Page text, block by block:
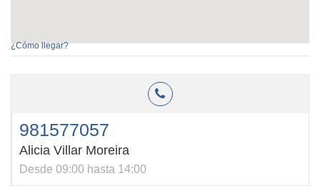
¿Cómo llegar?
981577057
Alicia Villar Moreira
Desde 09:00 hasta 14:00